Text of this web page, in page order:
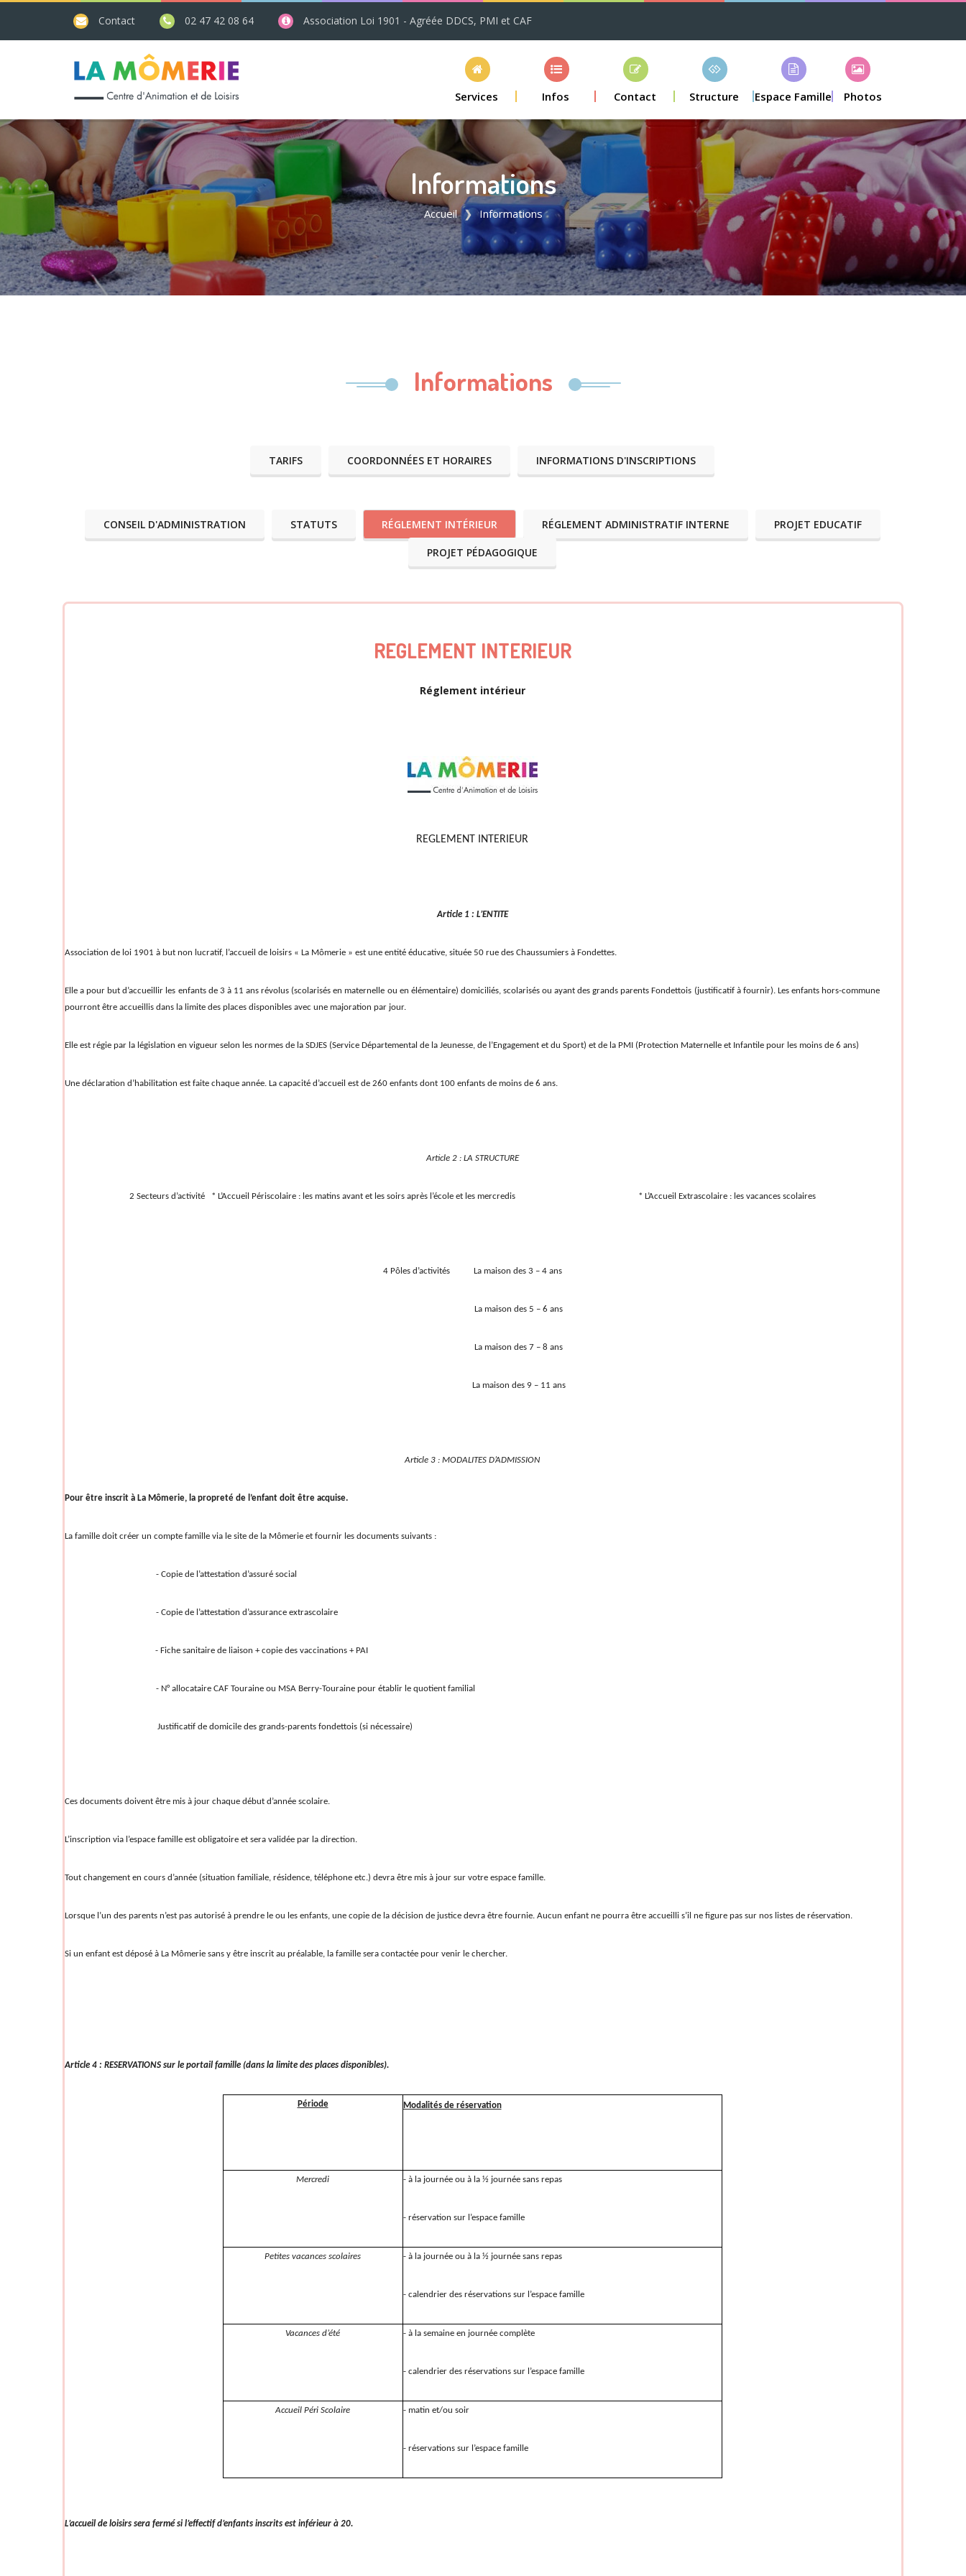
Contact 02 47 42 08 64 Association Loi 1901 - Agréée DDCS, PMI et CAF
Services Infos Contact Structure Espace Famille Photos
Informations
Accueil Informations
Informations
TARIFS COORDONNÉES ET HORAIRES INFORMATIONS D'INSCRIPTIONS
CONSEIL D'ADMINISTRATION STATUTS RÉGLEMENT INTÉRIEUR RÉGLEMENT ADMINISTRATIF INTERNE PROJET EDUCATIF
PROJET PÉDAGOGIQUE
REGLEMENT INTERIEUR
Réglement intérieur
REGLEMENT INTERIEUR
Article 1 : L’ENTITE
Association de loi 1901 à but non lucratif, l’accueil de loisirs « La Mômerie » est une entité éducative, située 50 rue des Chaussumiers à Fondettes.
Elle a pour but d’accueillir les enfants de 3 à 11 ans révolus (scolarisés en maternelle ou en élémentaire) domiciliés, scolarisés ou ayant des grands parents Fondettois (justificatif à fournir). Les enfants hors-commune
pourront être accueillis dans la limite des places disponibles avec une majoration par jour.
Elle est régie par la législation en vigueur selon les normes de la SDJES (Service Départemental de la Jeunesse, de l’Engagement et du Sport) et de la PMI (Protection Maternelle et Infantile pour les moins de 6 ans)
Une déclaration d’habilitation est faite chaque année. La capacité d’accueil est de 260 enfants dont 100 enfants de moins de 6 ans.
Article 2 : LA STRUCTURE
2 Secteurs d’activité * L’Accueil Périscolaire : les matins avant et les soirs après l’école et les mercredis * L’Accueil Extrascolaire : les vacances scolaires
4 Pôles d’activités La maison des 3 – 4 ans
La maison des 5 – 6 ans
La maison des 7 – 8 ans
La maison des 9 – 11 ans
Article 3 : MODALITES D’ADMISSION
Pour être inscrit à La Mômerie, la propreté de l’enfant doit être acquise.
La famille doit créer un compte famille via le site de la Mômerie et fournir les documents suivants :
- Copie de l’attestation d’assuré social
- Copie de l’attestation d’assurance extrascolaire
- Fiche sanitaire de liaison + copie des vaccinations + PAI
- N° allocataire CAF Touraine ou MSA Berry-Touraine pour établir le quotient familial
Justificatif de domicile des grands-parents fondettois (si nécessaire)
Ces documents doivent être mis à jour chaque début d’année scolaire.
L’inscription via l’espace famille est obligatoire et sera validée par la direction.
Tout changement en cours d’année (situation familiale, résidence, téléphone etc.) devra être mis à jour sur votre espace famille.
Lorsque l’un des parents n’est pas autorisé à prendre le ou les enfants, une copie de la décision de justice devra être fournie. Aucun enfant ne pourra être accueilli s’il ne figure pas sur nos listes de réservation.
Si un enfant est déposé à La Mômerie sans y être inscrit au préalable, la famille sera contactée pour venir le chercher.
Article 4 : RESERVATIONS sur le portail famille (dans la limite des places disponibles).
Période Modalités de réservation
Mercredi - à la journée ou à la ½ journée sans repas
- réservation sur l’espace famille
Petites vacances scolaires - à la journée ou à la ½ journée sans repas
- calendrier des réservations sur l’espace famille
Vacances d’été - à la semaine en journée complète
- calendrier des réservations sur l’espace famille
Accueil Péri Scolaire - matin et/ou soir
- réservations sur l’espace famille
L’accueil de loisirs sera fermé si l’effectif d’enfants inscrits est inférieur à 20.